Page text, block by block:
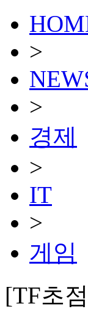
>
>
경제
>
IT
>
게임
[TF초